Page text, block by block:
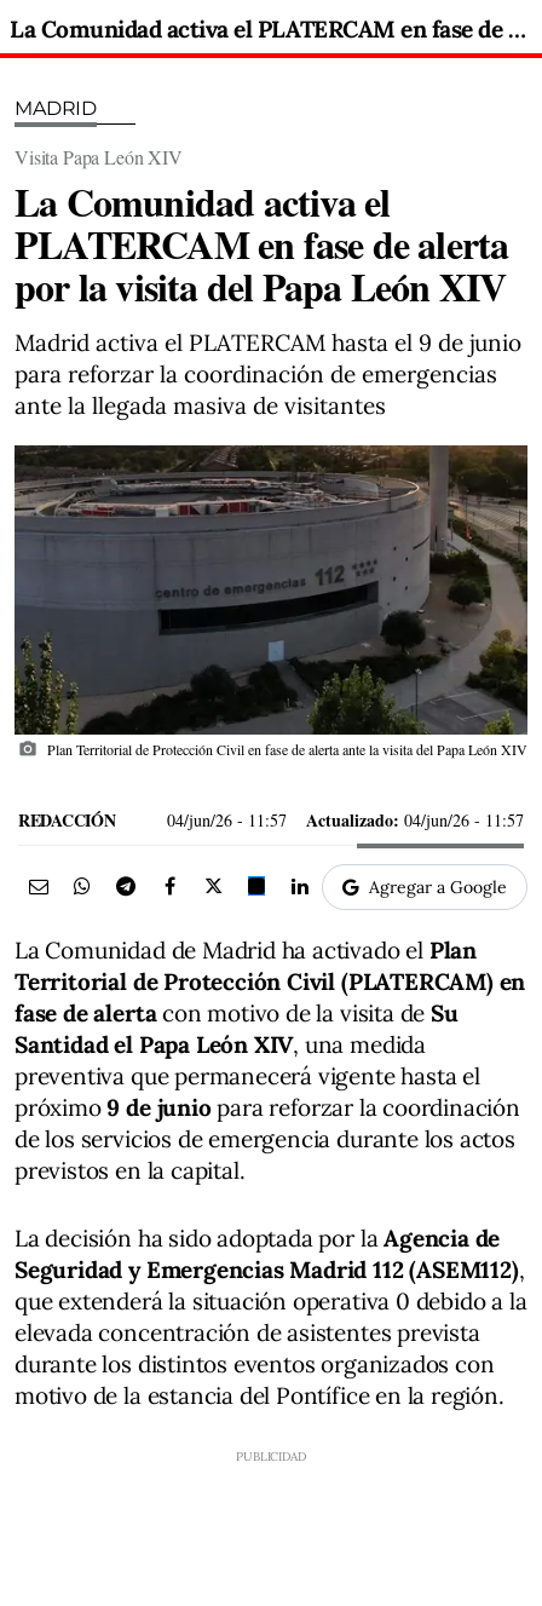
La Comunidad activa el PLATERCAM en fase de alerta por la visita del Papa León XIV
MADRID
Visita Papa León XIV
La Comunidad activa el
PLATERCAM en fase de alerta
por la visita del Papa León XIV
Madrid activa el PLATERCAM hasta el 9 de junio
para reforzar la coordinación de emergencias
ante la llegada masiva de visitantes
photo_camera Plan Territorial de Protección Civil en fase de alerta ante la visita del Papa León XIV
REDACCIÓN 04/jun/26 - 11:57 Actualizado: 04/jun/26 - 11:57
Agregar a Google
La Comunidad de Madrid ha activado el Plan
Territorial de Protección Civil (PLATERCAM) en
fase de alertacon motivo de la visita deSu
Santidad el Papa León XIV, una medida
preventiva que permanecerá vigente hasta el
próximo9 de juniopara reforzar la coordinación
de los servicios de emergencia durante los actos
previstos en la capital.
La decisión ha sido adoptada por laAgencia de
Seguridad y Emergencias Madrid 112 (ASEM112),
que extenderá la situación operativa 0 debido a la
elevada concentración de asistentes prevista
durante los distintos eventos organizados con
motivo de la estancia del Pontífice en la región.